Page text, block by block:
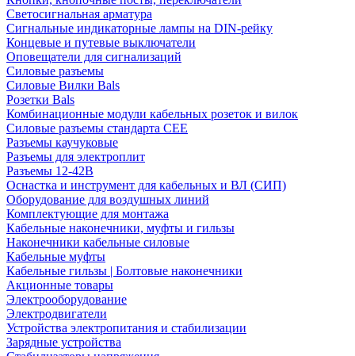
Светосигнальная арматура
Сигнальные индикаторные лампы на DIN-рейку
Концевые и путевые выключатели
Оповещатели для сигнализаций
Силовые разъемы
Силовые Вилки Bals
Розетки Bals
Комбинационные модули кабельных розеток и вилок
Силовые разъемы стандарта CEE
Разъемы каучуковые
Разъемы для электроплит
Разъемы 12-42В
Оснастка и инструмент для кабельных и ВЛ (СИП)
Оборудование для воздушных линий
Комплектующие для монтажа
Кабельные наконечники, муфты и гильзы
Наконечники кабельные силовые
Кабельные муфты
Кабельные гильзы | Болтовые наконечники
Акционные товары
Электрооборудование
Электродвигатели
Устройства электропитания и стабилизации
Зарядные устройства